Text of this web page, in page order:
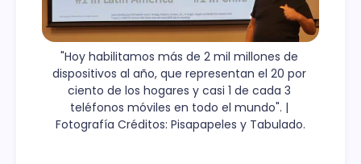
"Hoy habilitamos más de 2 mil millones de
dispositivos al año, que representan el 20 por
ciento de los hogares y casi 1 de cada 3
teléfonos móviles en todo el mundo". |
Fotografía Créditos: Pisapapeles y Tabulado.